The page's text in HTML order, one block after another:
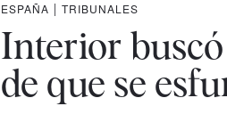
ESPAÑA | TRIBUNALES
Interior buscó
de que se